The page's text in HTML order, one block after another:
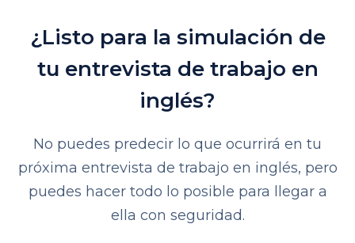
¿Listo para la simulación de
tu entrevista de trabajo en
inglés?
No puedes predecir lo que ocurrirá en tu
próxima entrevista de trabajo en inglés, pero
puedes hacer todo lo posible para llegar a
ella con seguridad.